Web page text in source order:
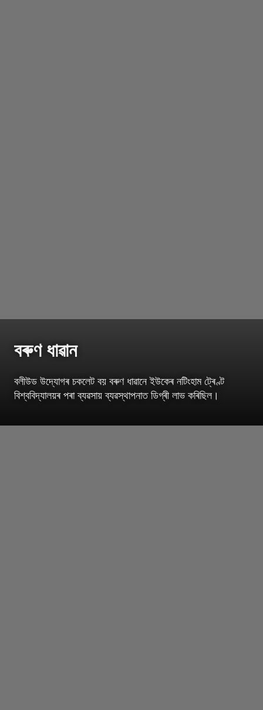
বৰুণ ধাৱান
বলীউড উদ্যোগৰ চকলেট বয় বৰুণ ধাৱানে ইউকেৰ নটিংহাম ট্ৰেণ্ট
বিশ্ববিদ্যালয়ৰ পৰা ব্যৱসায় ব্যৱস্থাপনাত ডিগ্ৰী লাভ কৰিছিল।